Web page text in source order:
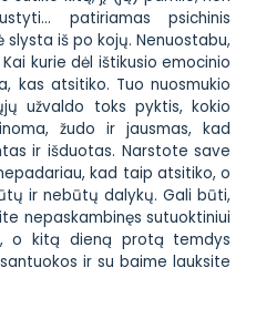
patiriamas psichinis
iš po kojų. Nenuostabu,
kurie dėl ištikusio emocinio
kas atsitiko. Tuo nuosmukio
užvaldo toks pyktis, kokio
žudo ir jausmas, kad
ir išduotas. Narstote save
kad taip atsitiko, o
ir nebūtų dalykų. Gali būti,
nepaskambinęs sutuoktiniui
o kitą dieną protą temdys
ir su baime lauksite